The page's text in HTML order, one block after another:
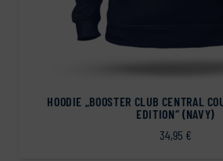
HOODIE „BOOSTER CLUB CENTRAL
EDITION“ (NAVY)
34,95 €